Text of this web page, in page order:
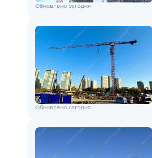
Обновлено сегодня
Обновлено сегодня